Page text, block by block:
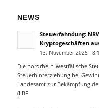
NEWS
Steuerfahndung:
Kryptogeschäften
13. November 2025 -
Die nordrhein-westfälische
Steuerhinterziehung bei
Landesamt zur Bekämpfung
(LBF